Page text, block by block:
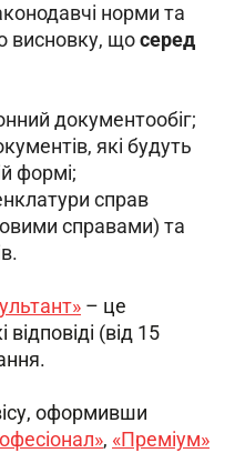
норми та
висновку, що серед
документообіг;
які будуть
формі;
справ
справами) та
– це
(від 15
оформивши
, «Преміум»